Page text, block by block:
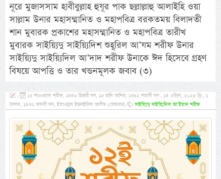
নূরে মুজাসসাম হাবীবুল্লাহ হুযূর পাক ছল্লাল্লাহু আলাইহি ওয়া
সাল্লাম উনার মহাসম্মানিত ও মহাপবিত্র বরকতময় বিলাদতী
শান মুবারক প্রকাশের মহাসম্মানিত ও মহাপবিত্র তারীখ
মুবারক সাইয়্যিদু সাইয়্যিদিশ শুহূরিল আ’যম শরীফ উনার
সাইয়্যিদু সাইয়্যিদিল আ’দাদ শরীফ উনাকে ঈদ হিসেবে গ্রহণ
বিষয়ে আপত্তি ও তার খন্ডনমূলক জবাব (৩)
,
১৫ শাওওয়াল শরীফ, ১৪৪৬ হিজরী সন, ১৫ হাদি আশির, ১৩৯২ শামসী সন , ১৪ এপ্রিল, ২০২৫ খ্রি:, ১
বৈশাখ, ১৪৩২ ফসলী সন, ইয়াওমুল ইছনাইনিল আযীম (সোমবার)
সাইয়্যিদু সাইয়্যিদিল আ’ইয়াদ শরীফ